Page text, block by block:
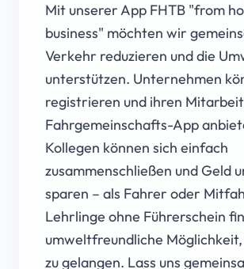
Mit unserer App FHTB "from
business" möchten wir
Verkehr reduzieren und die
unterstützen. Unternehmen
registrieren und ihren
Fahrgemeinschafts-App
Kollegen können sich einfach
zusammenschließen und Geld
sparen – als Fahrer oder
Lehrlinge ohne Führerschein
umweltfreundliche
zu gelangen. Lass uns